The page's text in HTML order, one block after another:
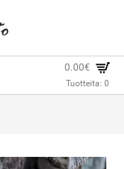
0.00€
Tuotteita: 0